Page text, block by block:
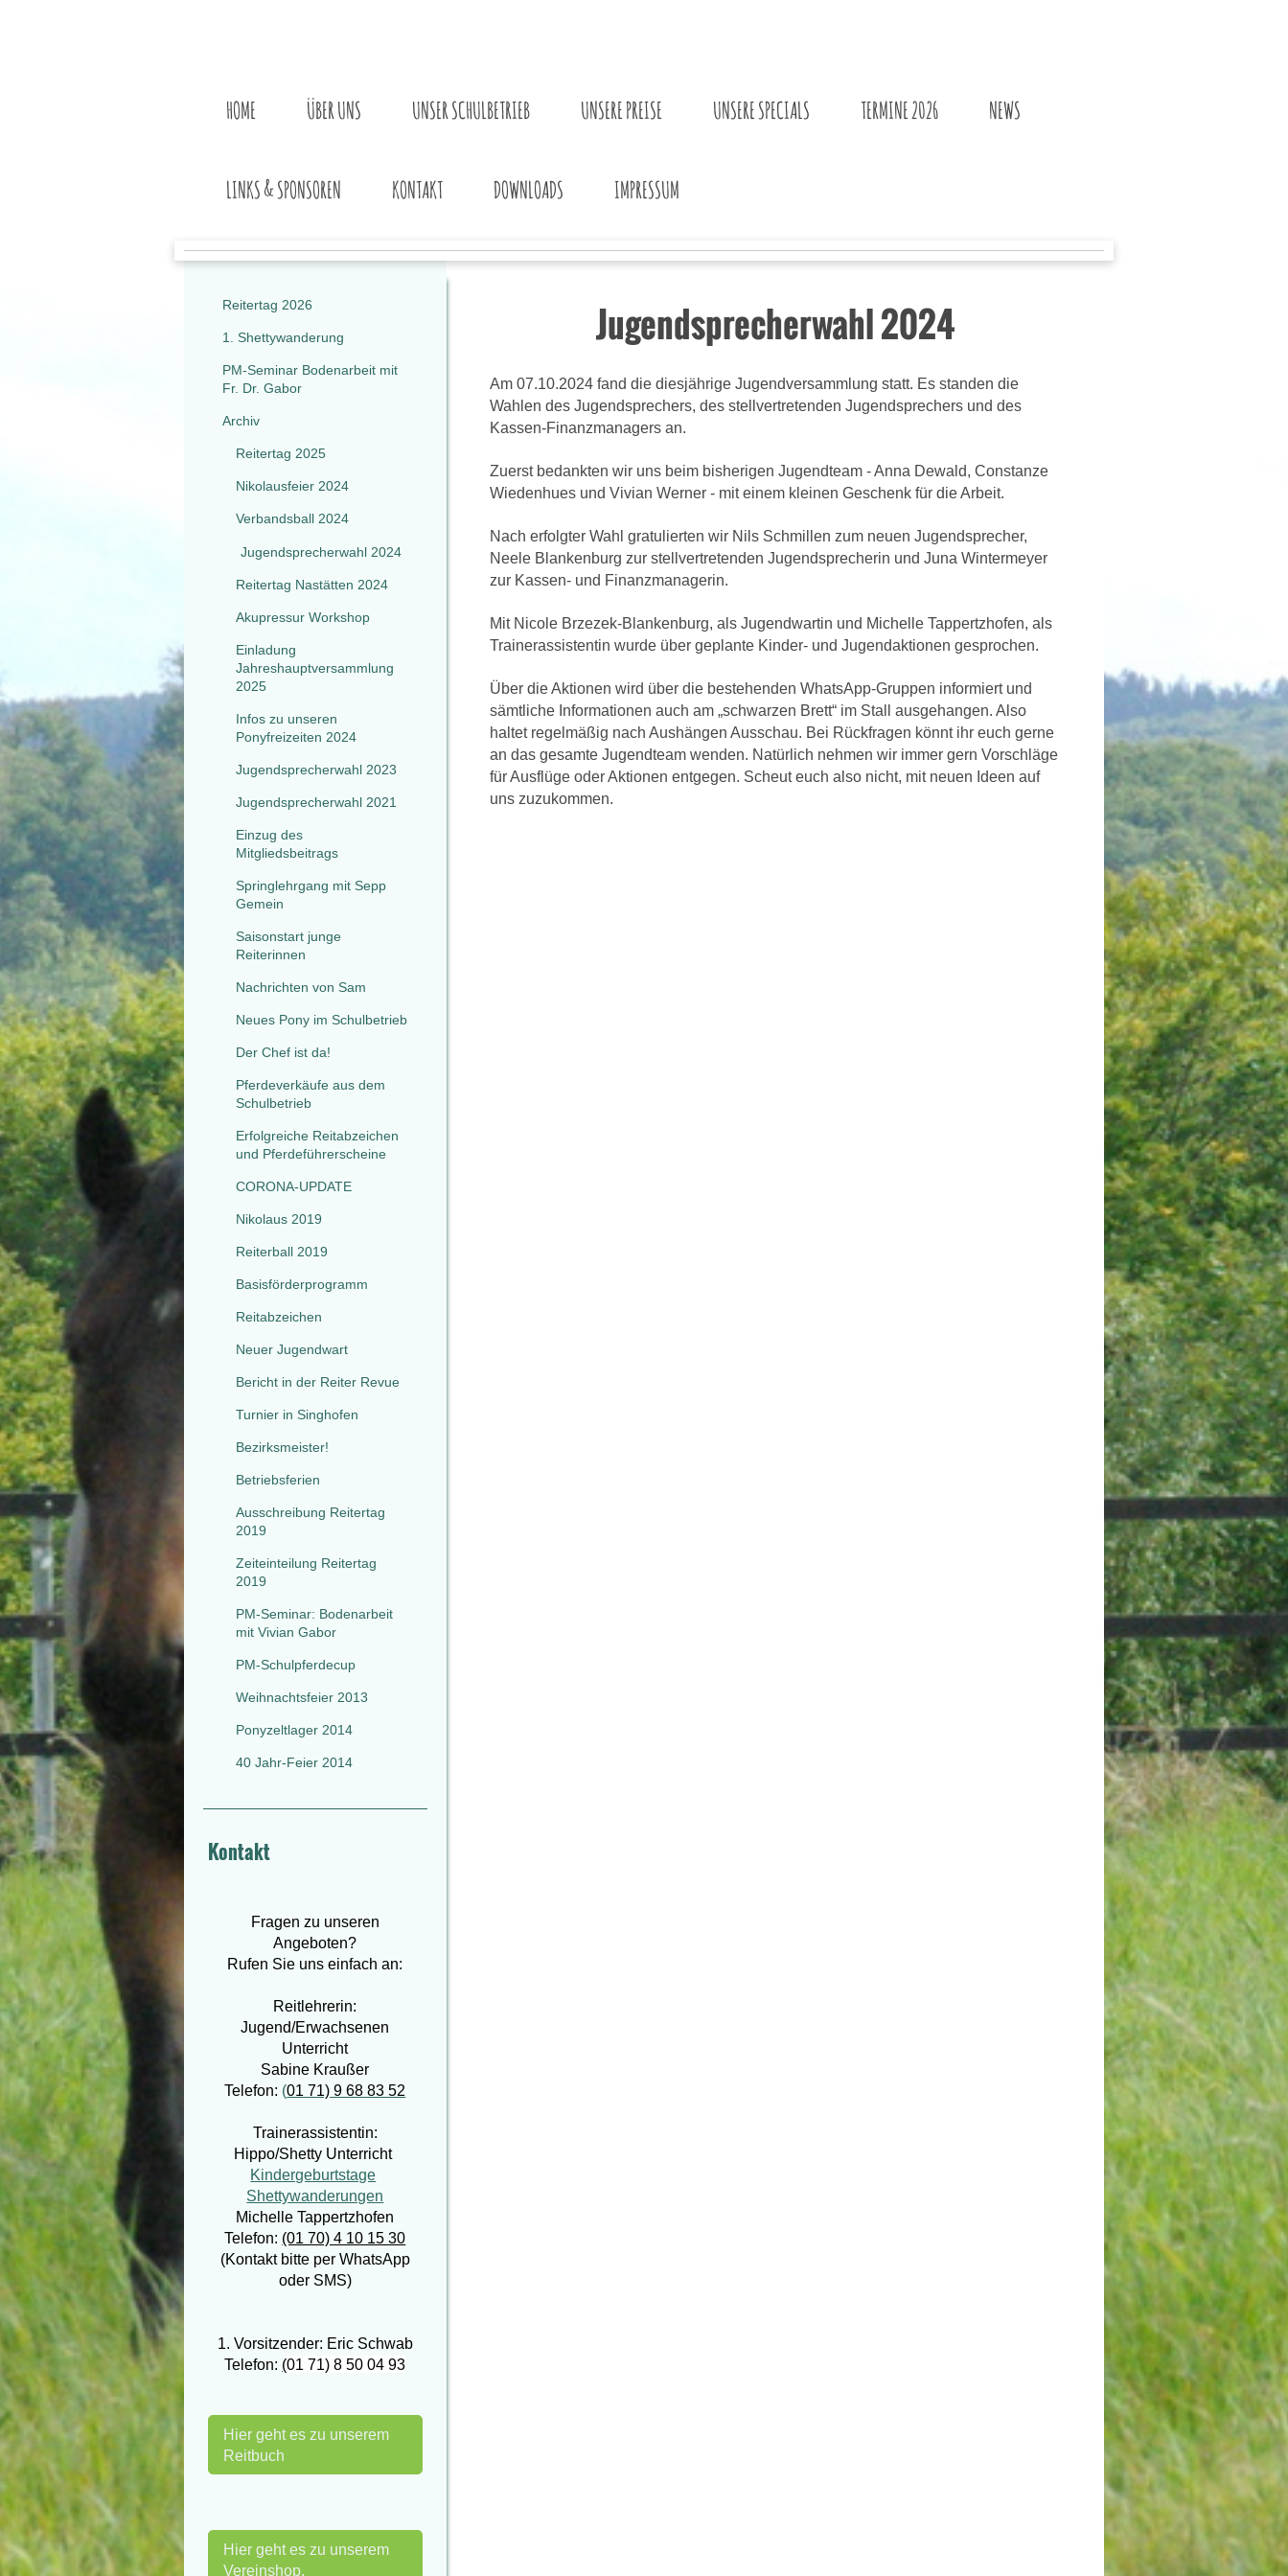
HOME ÜBER UNS UNSER SCHULBETRIEB UNSERE PREISE UNSERE SPECIALS TERMINE 2026 NEWS
LINKS & SPONSOREN KONTAKT DOWNLOADS IMPRESSUM
Jugendsprecherwahl 2024
Am 07.10.2024 fand die diesjährige Jugendversammlung statt. Es standen die
Wahlen des Jugendsprechers, des stellvertretenden Jugendsprechers und des
Kassen-Finanzmanagers an.
Zuerst bedankten wir uns beim bisherigen Jugendteam - Anna Dewald, Constanze
Wiedenhues und Vivian Werner - mit einem kleinen Geschenk für die Arbeit.
Nach erfolgter Wahl gratulierten wir Nils Schmillen zum neuen Jugendsprecher,
Neele Blankenburg zur stellvertretenden Jugendsprecherin und Juna Wintermeyer
zur Kassen- und Finanzmanagerin.
Mit Nicole Brzezek-Blankenburg, als Jugendwartin und Michelle Tappertzhofen, als
Trainerassistentin wurde über geplante Kinder- und Jugendaktionen gesprochen.
Über die Aktionen wird über die bestehenden WhatsApp-Gruppen informiert und
sämtliche Informationen auch am „schwarzen Brett“ im Stall ausgehangen. Also
haltet regelmäßig nach Aushängen Ausschau. Bei Rückfragen könnt ihr euch gerne
an das gesamte Jugendteam wenden. Natürlich nehmen wir immer gern Vorschläge
für Ausflüge oder Aktionen entgegen. Scheut euch also nicht, mit neuen Ideen auf
uns zuzukommen.
Reitertag 2026
1. Shettywanderung
PM-Seminar Bodenarbeit mit
Fr. Dr. Gabor
Archiv
Reitertag 2025
Nikolausfeier 2024
Verbandsball 2024
Jugendsprecherwahl 2024
Reitertag Nastätten 2024
Akupressur Workshop
Einladung
Jahreshauptversammlung
2025
Infos zu unseren
Ponyfreizeiten 2024
Jugendsprecherwahl 2023
Jugendsprecherwahl 2021
Einzug des
Mitgliedsbeitrags
Springlehrgang mit Sepp
Gemein
Saisonstart junge
Reiterinnen
Nachrichten von Sam
Neues Pony im Schulbetrieb
Der Chef ist da!
Pferdeverkäufe aus dem
Schulbetrieb
Erfolgreiche Reitabzeichen
und Pferdeführerscheine
CORONA-UPDATE
Nikolaus 2019
Reiterball 2019
Basisförderprogramm
Reitabzeichen
Neuer Jugendwart
Bericht in der Reiter Revue
Turnier in Singhofen
Bezirksmeister!
Betriebsferien
Ausschreibung Reitertag
2019
Zeiteinteilung Reitertag
2019
PM-Seminar: Bodenarbeit
mit Vivian Gabor
PM-Schulpferdecup
Weihnachtsfeier 2013
Ponyzeltlager 2014
40 Jahr-Feier 2014
Kontakt
Fragen zu unseren
Angeboten?
Rufen Sie uns einfach an:
Reitlehrerin:
Jugend/Erwachsenen
Unterricht
Sabine Kraußer
Telefon: (01 71) 9 68 83 52
Trainerassistentin:
Hippo/Shetty Unterricht
Kindergeburtstage
Shettywanderungen
Michelle Tappertzhofen
Telefon: (01 70) 4 10 15 30
(Kontakt bitte per WhatsApp
oder SMS)
1. Vorsitzender: Eric Schwab
Telefon: (01 71) 8 50 04 93
Hier geht es zu unserem
Reitbuch
Hier geht es zu unserem
Vereinshop.